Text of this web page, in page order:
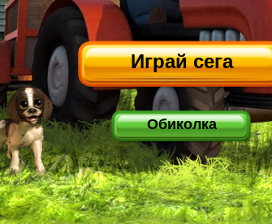
Играй сега
Обиколка